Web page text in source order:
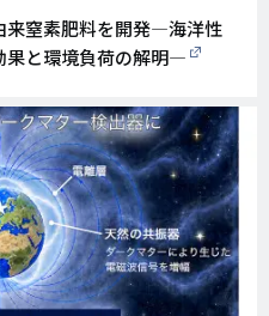
来窒素肥料を開発―海洋性
果と環境負荷の解明―